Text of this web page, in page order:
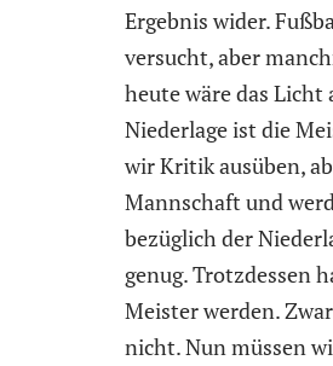
Ergebnis wider.
versucht, aber
heute wäre das Licht
Niederlage ist die
wir Kritik ausüben,
Mannschaft und
bezüglich der
genug. Trotzdessen
Meister werden.
nicht. Nun müssen